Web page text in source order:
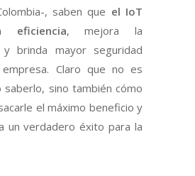
, saben que el IoT
eficiencia, mejora la
y brinda mayor seguridad
Claro que no es
saberlo, sino también cómo
el máximo beneficio y
un verdadero éxito para la